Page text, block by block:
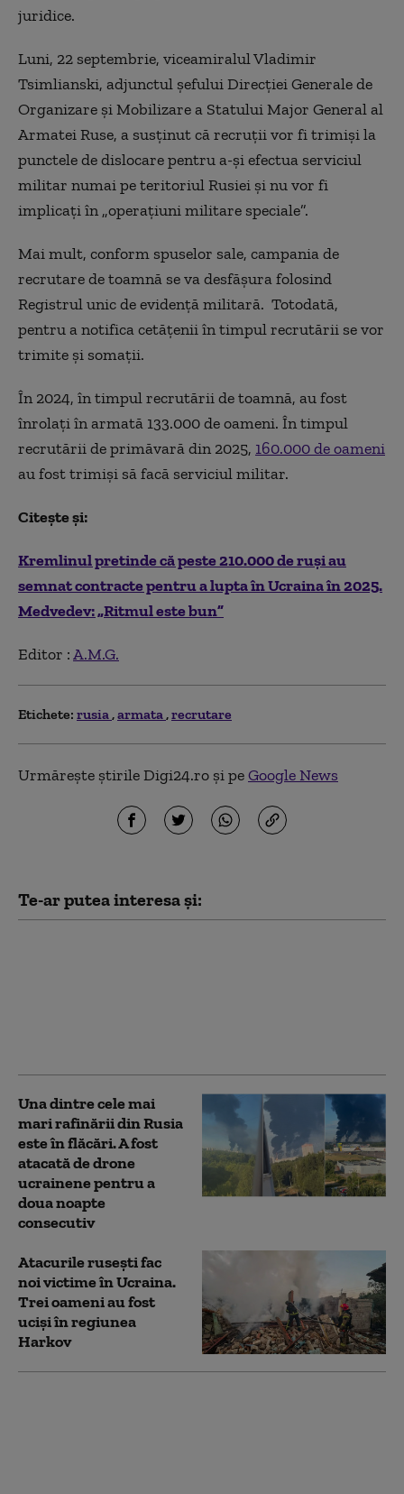
juridice.
Luni, 22 septembrie, viceamiralul Vladimir
Tsimlianski, adjunctul șefului Direcției Generale de
Organizare și Mobilizare a Statului Major General al
Armatei Ruse, a susținut că recruții vor fi trimiși la
punctele de dislocare pentru a-și efectua serviciul
militar numai pe teritoriul Rusiei și nu vor fi
implicați în „operațiuni militare speciale”.
Mai mult, conform spuselor sale, campania de
recrutare de toamnă se va desfășura folosind
Registrul unic de evidență militară. Totodată,
pentru a notifica cetățenii în timpul recrutării se vor
trimite și somații.
În 2024, în timpul recrutării de toamnă, au fost
înrolați în armată 133.000 de oameni. În timpul
recrutării de primăvară din 2025, 160.000 de oameni
au fost trimiși să facă serviciul militar.
Citește și:
Kremlinul pretinde că peste 210.000 de ruși au
semnat contracte pentru a lupta în Ucraina în 2025.
Medvedev: „Ritmul este bun”
Editor :A.M.G.
Etichete: rusia armata recrutare
Urmărește știrile Digi24.ro și peGoogle News
Te-ar putea interesa și:
Una dintre cele mai
mari rafinării din Rusia
este în flăcări. A fost
atacată de drone
ucrainene pentru a
doua noapte
consecutiv
Atacurile rusești fac
noi victime în Ucraina.
Trei oameni au fost
uciși în regiunea
Harkov